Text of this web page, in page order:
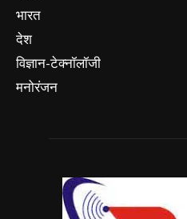
भारत
देश
विज्ञान-टेक्नॉलॉजी
मनोरंजन